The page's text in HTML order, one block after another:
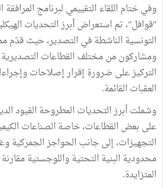
وفي ختام اللقاء التقييمي لبرنامج
"قوافل"، تم استعراض أبرز التحديات
التونسية الناشطة في التصدير، حيث قدّم
ومشاركون من مختلف القطاعات التصديرية
التركيز على ضرورة إقرار إصلاحات
العقبات القائمة.
وشملت أبرز التحديات المطروحة القيود
على بعض القطاعات، خاصة الصناعات
التجهيزات، إلى جانب الحواجز الجمركية
محدودية البنية التحتية واللوجستية
المتزايدة.